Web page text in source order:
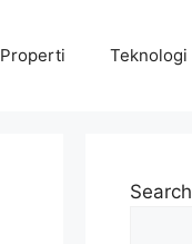
Properti Teknologi
Search